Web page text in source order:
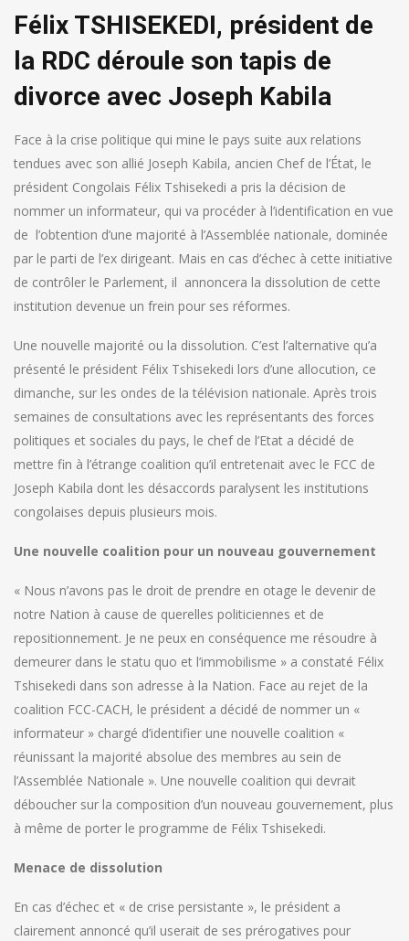
Félix TSHISEKEDI, président de
la RDC déroule son tapis de
divorce avec Joseph Kabila
Face à la crise politique qui mine le pays suite aux relations
tendues avec son allié Joseph Kabila, ancien Chef de l’État, le
président Congolais Félix Tshisekedi a pris la décision de
nommer un informateur, qui va procéder à l’identification en vue
de l’obtention d’une majorité à l’Assemblée nationale, dominée
par le parti de l’ex dirigeant. Mais en cas d’échec à cette initiative
de contrôler le Parlement, il annoncera la dissolution de cette
institution devenue un frein pour ses réformes.
Une nouvelle majorité ou la dissolution. C’est l’alternative qu’a
présenté le président Félix Tshisekedi lors d’une allocution, ce
dimanche, sur les ondes de la télévision nationale. Après trois
semaines de consultations avec les représentants des forces
politiques et sociales du pays, le chef de l’Etat a décidé de
mettre fin à l’étrange coalition qu’il entretenait avec le FCC de
Joseph Kabila dont les désaccords paralysent les institutions
congolaises depuis plusieurs mois.
Une nouvelle coalition pour un nouveau gouvernement
« Nous n’avons pas le droit de prendre en otage le devenir de
notre Nation à cause de querelles politiciennes et de
repositionnement. Je ne peux en conséquence me résoudre à
demeurer dans le statu quo et l’immobilisme » a constaté Félix
Tshisekedi dans son adresse à la Nation. Face au rejet de la
coalition FCC-CACH, le président a décidé de nommer un «
informateur » chargé d’identifier une nouvelle coalition «
réunissant la majorité absolue des membres au sein de
l’Assemblée Nationale ». Une nouvelle coalition qui devrait
déboucher sur la composition d’un nouveau gouvernement, plus
à même de porter le programme de Félix Tshisekedi.
Menace de dissolution
En cas d’échec et « de crise persistante », le président a
clairement annoncé qu’il userait de ses prérogatives pour